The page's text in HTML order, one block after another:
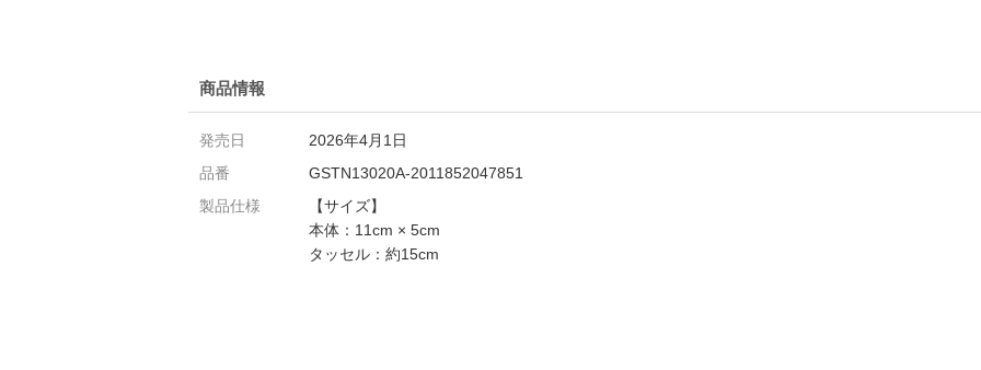
商品情報
発売日
2026年4月1日
品番
GSTN13020A-2011852047851
製品仕様
【サイズ】
本体：11cm × 5cm
タッセル：約15cm